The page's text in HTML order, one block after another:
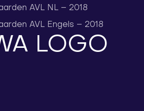
AVL NL – 2018
AVL Engels – 2018